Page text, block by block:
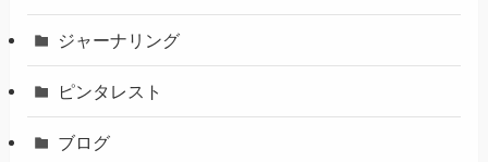
ジャーナリング
ピンタレスト
ブログ